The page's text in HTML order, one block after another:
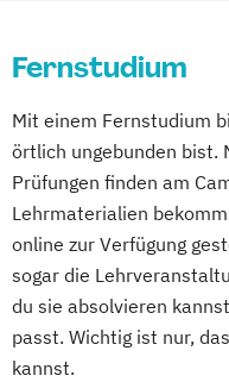
Fernstudium
Mit einem Fernstudium
örtlich ungebunden bist.
Prüfungen finden am
Lehrmaterialien
online zur Verfügung
sogar die
du sie absolvieren
passt. Wichtig ist nur,
kannst.